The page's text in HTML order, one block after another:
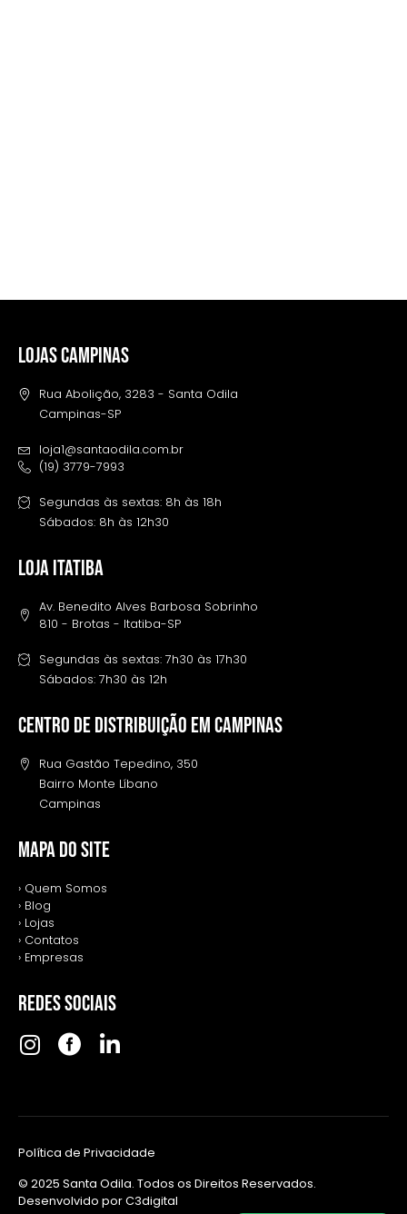
LOJAS CAMPINAS
Rua Abolição, 3283 - Santa Odila
Campinas-SP
loja1@santaodila.com.br
(19) 3779-7993
Segundas às sextas: 8h às 18h
Sábados: 8h às 12h30
LOJA ITATIBA
Av. Benedito Alves Barbosa Sobrinho
810 - Brotas - Itatiba-SP
Segundas às sextas: 7h30 às 17h30
Sábados: 7h30 às 12h
Centro de distribuição em campinas
Rua Gastão Tepedino, 350
Bairro Monte Líbano
Campinas
MAPA DO SITE
› Quem Somos
› Blog
› Lojas
› Contatos
› Empresas
REDES SOCIAIS
Política de Privacidade
© 2025 Santa Odila. Todos os Direitos Reservados.
Desenvolvido porC3digital